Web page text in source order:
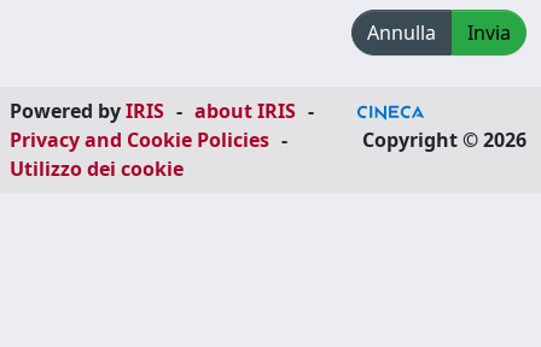
Annulla Invia
Powered byIRIS - about IRIS -
Privacy and Cookie Policies -
Utilizzo dei cookie
Copyright © 2026